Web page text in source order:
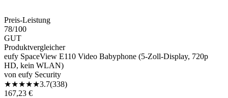
Preis-Leistung
78/100
GUT
Produktvergleicher
eufy SpaceView E110 Video Babyphone (5-Zoll-Display, 720p
HD, kein WLAN)
von eufy Security
★★★★★3.7(338)
167,23 €